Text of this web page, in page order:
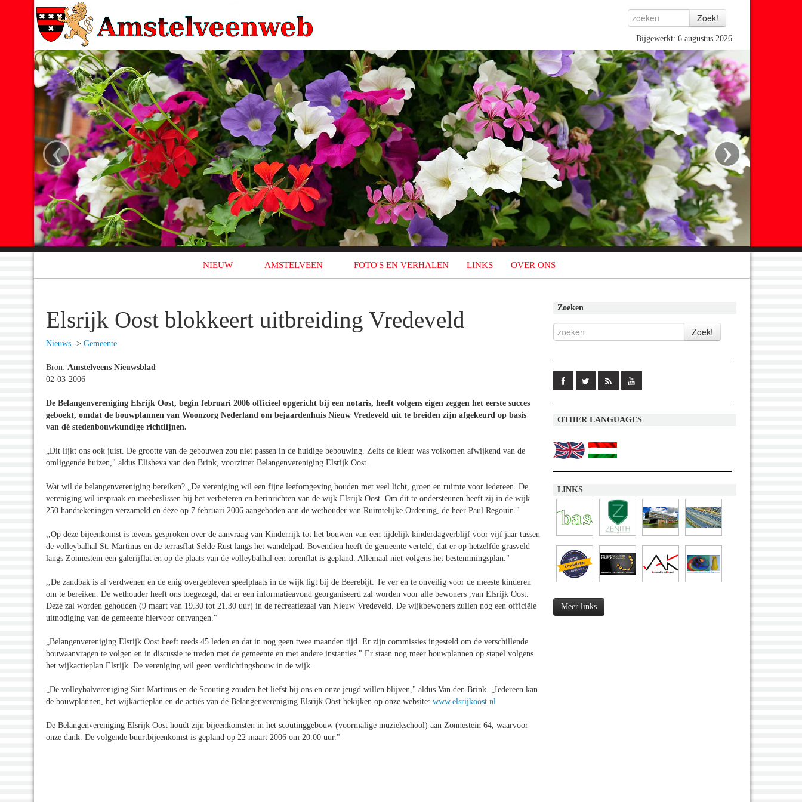
Bijgewerkt: 6 augustus 2026
‹ ›
NIEUW AMSTELVEEN FOTO'S EN VERHALEN LINKS OVER ONS
Elsrijk Oost blokkeert uitbreiding Vredeveld
Nieuws -> Gemeente
Bron: Amstelveens Nieuwsblad
02-03-2006
De Belangenvereniging Elsrijk Oost, begin februari 2006 officieel opgericht bij een notaris, heeft volgens eigen zeggen het eerste succes
geboekt, omdat de bouwplannen van Woonzorg Nederland om bejaardenhuis Nieuw Vredeveld uit te breiden zijn afgekeurd op basis
van dé stedenbouwkundige richtlijnen.
„Dit lijkt ons ook juist. De grootte van de gebouwen zou niet passen in de huidige bebouwing. Zelfs de kleur was volkomen afwijkend van de
omliggende huizen," aldus Elisheva van den Brink, voorzitter Belangenvereniging Elsrijk Oost.
Wat wil de belangenvereniging bereiken? „De vereniging wil een fijne leefomgeving houden met veel licht, groen en ruimte voor iedereen. De
vereniging wil inspraak en meebeslissen bij het verbeteren en herinrichten van de wijk Elsrijk Oost. Om dit te ondersteunen heeft zij in de wijk
250 handtekeningen verzameld en deze op 7 februari 2006 aangeboden aan de wethouder van Ruimtelijke Ordening, de heer Paul Regouin."
,,Op deze bijeenkomst is tevens gesproken over de aanvraag van Kinderrijk tot het bouwen van een tijdelijk kinderdagverblijf voor vijf jaar tussen
de volleybalhal St. Martinus en de terrasflat Selde Rust langs het wandelpad. Bovendien heeft de gemeente verteld, dat er op hetzelfde grasveld
langs Zonnestein een galerijflat en op de plaats van de volleybalhal een torenflat is gepland. Allemaal niet volgens het bestemmingsplan."
,,De zandbak is al verdwenen en de enig overgebleven speelplaats in de wijk ligt bij de Beerebijt. Te ver en te onveilig voor de meeste kinderen
om te bereiken. De wethouder heeft ons toegezegd, dat er een informatieavond georganiseerd zal worden voor alle bewoners ,van Elsrijk Oost.
Deze zal worden gehouden (9 maart van 19.30 tot 21.30 uur) in de recreatiezaal van Nieuw Vredeveld. De wijkbewoners zullen nog een officiële
uitnodiging van de gemeente hiervoor ontvangen."
„Belangenvereniging Elsrijk Oost heeft reeds 45 leden en dat in nog geen twee maanden tijd. Er zijn commissies ingesteld om de verschillende
bouwaanvragen te volgen en in discussie te treden met de gemeente en met andere instanties." Er staan nog meer bouwplannen op stapel volgens
het wijkactieplan Elsrijk. De vereniging wil geen verdichtingsbouw in de wijk.
„De volleybalvereniging Sint Martinus en de Scouting zouden het liefst bij ons en onze jeugd willen blijven," aldus Van den Brink. „Iedereen kan
de bouwplannen, het wijkactieplan en de acties van de Belangenvereniging Elsrijk Oost bekijken op onze website: www.elsrijkoost.nl
De Belangenvereniging Elsrijk Oost houdt zijn bijeenkomsten in het scoutinggebouw (voormalige muziekschool) aan Zonnestein 64, waarvoor
onze dank. De volgende buurtbijeenkomst is gepland op 22 maart 2006 om 20.00 uur."
Zoeken
OTHER LANGUAGES
LINKS
Meer links